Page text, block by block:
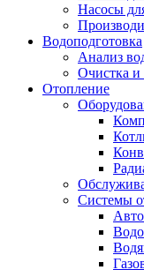
Насосы
Водоподготовка
Анализ
Очистка и
Отопление
Системы